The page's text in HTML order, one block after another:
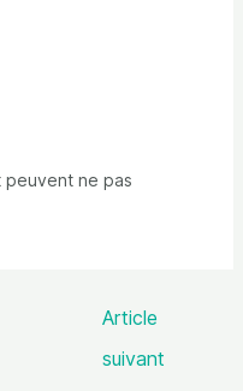
peuvent ne pas
Article
suivant